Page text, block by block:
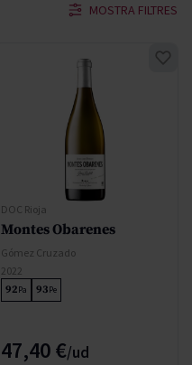
MOSTRA FILTRES
DOC Rioja
Montes Obarenes
Gómez Cruzado
2022
92Pa 93Pe
47,40 €